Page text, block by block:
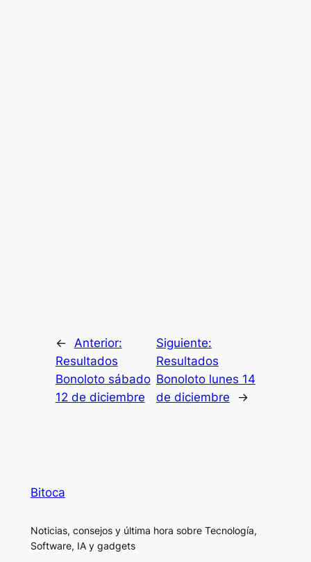
←
Anterior:
Resultados
Bonoloto sábado
12 de diciembre
Siguiente:
Resultados
Bonoloto lunes 14
de diciembre
→
Bitoca
Noticias, consejos y última hora sobre Tecnología,
Software, IA y gadgets